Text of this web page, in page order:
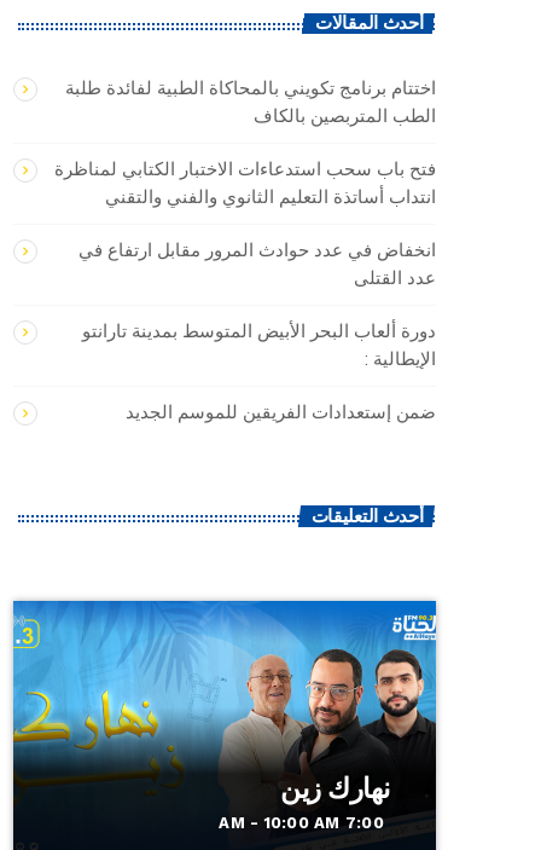
أحدث المقالات
اختتام برنامج تكويني بالمحاكاة الطبية لفائدة طلبة
الطب المتربصين بالكاف
فتح باب سحب استدعاءات الاختبار الكتابي لمناظرة
انتداب أساتذة التعليم الثانوي والفني والتقني
انخفاض في عدد حوادث المرور مقابل ارتفاع في
عدد القتلى
دورة ألعاب البحر الأبيض المتوسط بمدينة تارانتو
الإيطالية :
ضمن إستعدادات الفريقين للموسم الجديد
أحدث التعليقات
نهارك زين
7:00 AM - 10:00 AM